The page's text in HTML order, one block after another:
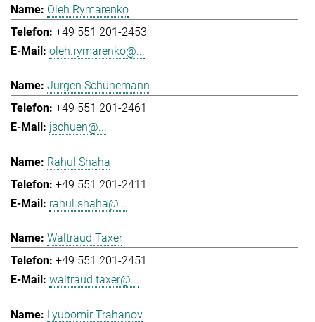
Oleh Rymarenko
+49 551 201-2453
oleh.rymarenko@...
Jürgen Schünemann
+49 551 201-2461
jschuen@...
Rahul Shaha
+49 551 201-2411
rahul.shaha@...
Waltraud Taxer
+49 551 201-2451
waltraud.taxer@...
Lyubomir Trahanov